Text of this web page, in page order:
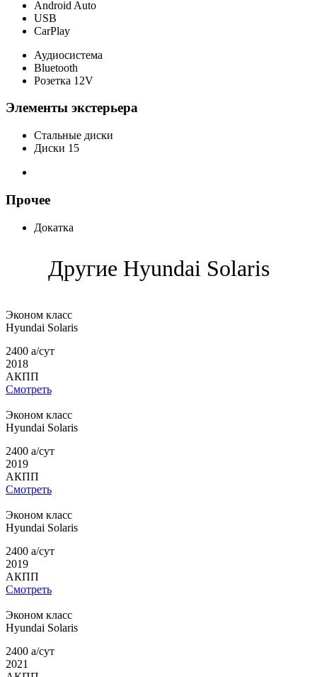
Android Auto
USB
CarPlay
Аудиосистема
Bluetooth
Розетка 12V
Элементы экстерьера
Стальные диски
Диски 15
Прочее
Докатка
Другие Hyundai Solaris
Эконом класс
Hyundai Solaris
2400 a/сут
2018
АКПП
Смотреть
Эконом класс
Hyundai Solaris
2400 a/сут
2019
АКПП
Смотреть
Эконом класс
Hyundai Solaris
2400 a/сут
2019
АКПП
Смотреть
Эконом класс
Hyundai Solaris
2400 a/сут
2021